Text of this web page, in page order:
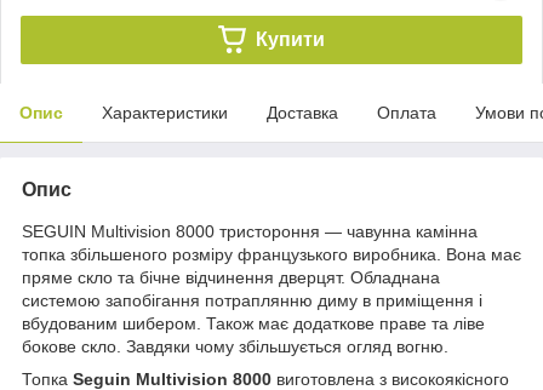
Купити
Опис Характеристики Доставка Оплата Умови
Опис
SEGUIN Multivision 8000 тристороння — чавунна камінна
топка збільшеного розміру французького виробника. Вона має
пряме скло та бічне відчинення дверцят. Обладнана
системою запобігання потраплянню диму в приміщення і
вбудованим шибером. Також має додаткове праве та ліве
бокове скло. Завдяки чому збільшується огляд вогню.
Топка Seguin Multivision 8000 виготовлена з високоякісного